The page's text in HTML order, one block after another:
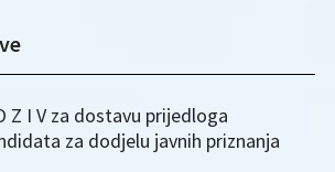
Z I V za dostavu prijedloga
za dodjelu javnih priznanja